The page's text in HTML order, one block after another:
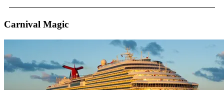
Carnival Magic